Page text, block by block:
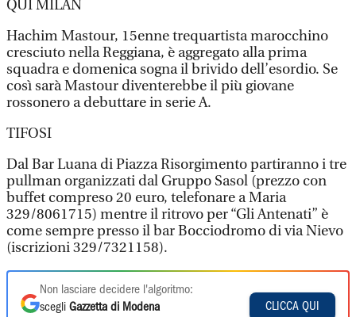
QUI MILAN
Hachim Mastour, 15enne trequartista marocchino
cresciuto nella Reggiana, è aggregato alla prima
squadra e domenica sogna il brivido dell’esordio. Se
così sarà Mastour diventerebbe il più giovane
rossonero a debuttare in serie A.
TIFOSI
Dal Bar Luana di Piazza Risorgimento partiranno i tre
pullman organizzati dal Gruppo Sasol (prezzo con
buffet compreso 20 euro, telefonare a Maria
329/8061715) mentre il ritrovo per “Gli Antenati” è
come sempre presso il bar Bocciodromo di via Nievo
(iscrizioni 329/7321158).
Non lasciare decidere l'algoritmo:
scegli Gazzetta di Modena
CLICCA QUI